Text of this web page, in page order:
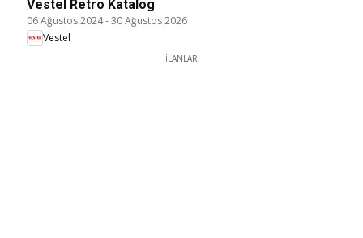
Vestel Retro Katalog
06 Ağustos 2024-30 Ağustos 2026
Vestel
İLANLAR